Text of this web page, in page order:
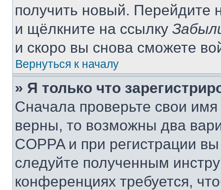
получить новый. Перейдите
и щёлкните на ссылку
и скоро вы снова сможете
Вернуться к началу
» Я только что
Сначала проверьте свои
верны, то возможны два
COPPA и при регистрации
следуйте полученным
конференциях требуется,